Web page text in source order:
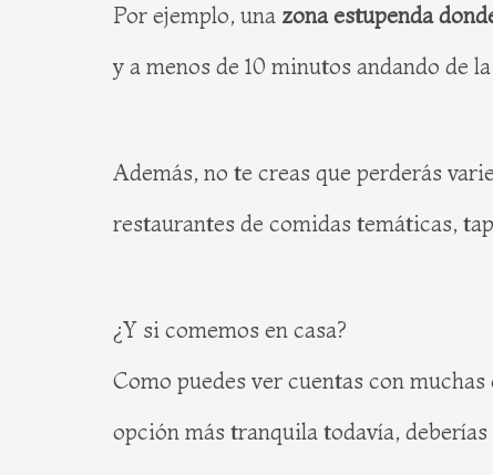
Por ejemplo, una zona estupenda
y a menos de 10 minutos andando de
Además, no te creas que perderás
restaurantes de comidas temáticas,
¿Y si comemos en casa?
Como puedes ver cuentas con
opción más tranquila todavía,